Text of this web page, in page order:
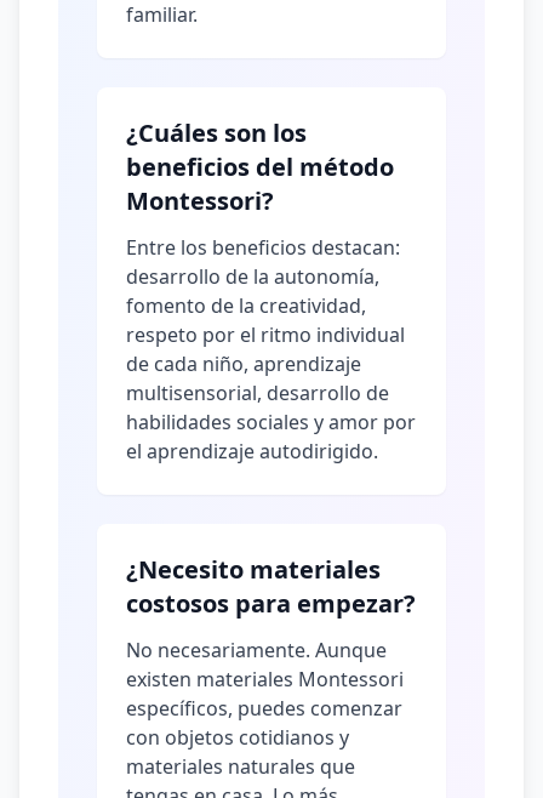
familiar.
¿Cuáles son los
beneficios del método
Montessori?
Entre los beneficios destacan:
desarrollo de la autonomía,
fomento de la creatividad,
respeto por el ritmo individual
de cada niño, aprendizaje
multisensorial, desarrollo de
habilidades sociales y amor por
el aprendizaje autodirigido.
¿Necesito materiales
costosos para empezar?
No necesariamente. Aunque
existen materiales Montessori
específicos, puedes comenzar
con objetos cotidianos y
materiales naturales que